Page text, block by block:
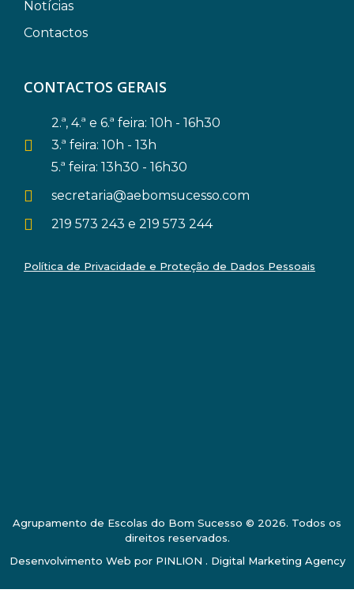
Notícias
Contactos
CONTACTOS GERAIS
2.ª, 4.ª e 6.ª feira: 10h - 16h30
3.ª feira: 10h - 13h
5.ª feira: 13h30 - 16h30
secretaria@aebomsucesso.com
219 573 243 e 219 573 244
Política de Privacidade e Proteção de Dados Pessoais
Agrupamento de Escolas do Bom Sucesso © 2026. Todos os
direitos reservados.
Desenvolvimento Web por PINLION . Digital Marketing Agency